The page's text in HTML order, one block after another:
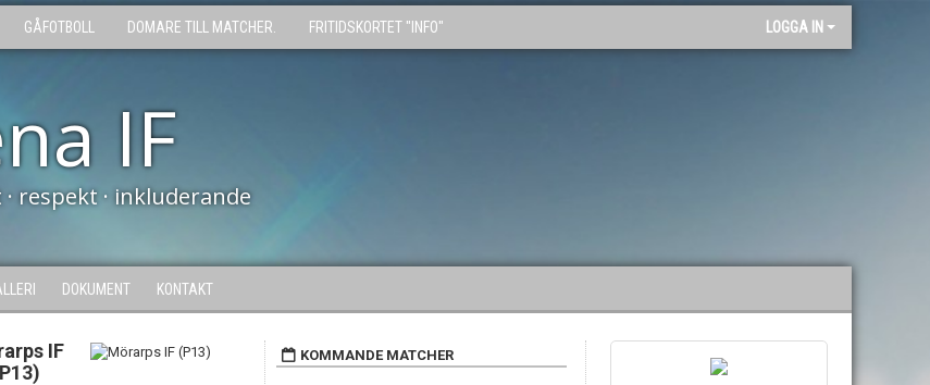
GÅFOTBOLL DOMARE TILL MATCHER. FRITIDSKORTET "INFO" LOGGA IN
IF
respekt · inkluderande
DOKUMENT KONTAKT
IF
KOMMANDE MATCHER